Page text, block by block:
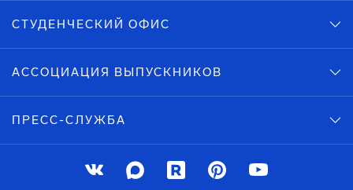
СТУДЕНЧЕСКИЙ ОФИС
АССОЦИАЦИЯ ВЫПУСКНИКОВ
ПРЕСС-СЛУЖБА